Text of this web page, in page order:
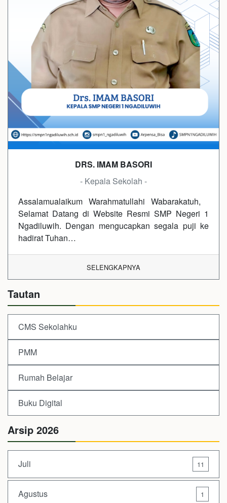
DRS. IMAM BASORI
- Kepala Sekolah -
Assalamualaikum Warahmatullahi Wabarakatuh,
Selamat Datang di Website Resmi SMP Negeri 1
Ngadiluwih. Dengan mengucapkan segala puji ke
hadirat Tuhan…
SELENGKAPNYA
Tautan
CMS Sekolahku
PMM
Rumah Belajar
Buku Digital
Arsip 2026
Juli 11
Agustus 1